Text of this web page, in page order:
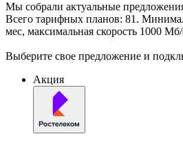
Мы собрали актуальные
Всего тарифных планов: 81.
мес, максимальная скорость 1000 Мб/
Выберите свое предложение и
Акция